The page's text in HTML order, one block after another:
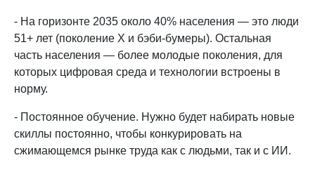
- На горизонте 2035 около 40% населения — это люди
51+ лет (поколение X и бэби-бумеры). Остальная
часть населения — более молодые поколения, для
которых цифровая среда и технологии встроены в
норму.
- Постоянное обучение. Нужно будет набирать новые
скиллы постоянно, чтобы конкурировать на
сжимающемся рынке труда как с людьми, так и с ИИ.